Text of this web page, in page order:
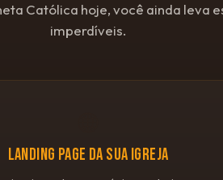
Católica hoje, você ainda leva
imperdíveis.
LANDING PAGE DA SUA IGREJA